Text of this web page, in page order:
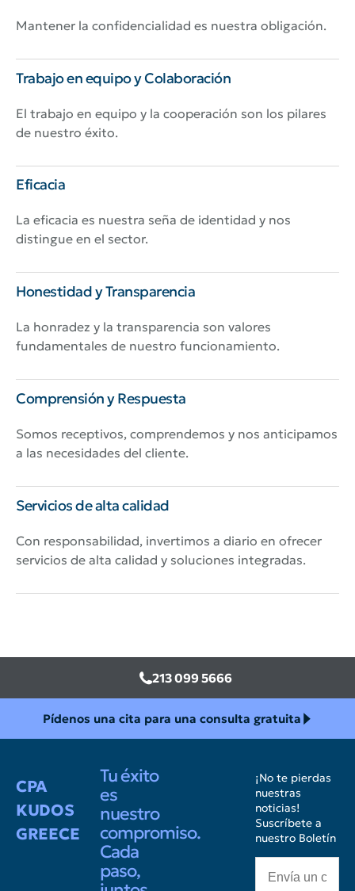
Mantener la confidencialidad es nuestra obligación.
Trabajo en equipo y Colaboración
El trabajo en equipo y la cooperación son los pilares
de nuestro éxito.
Eficacia
La eficacia es nuestra seña de identidad y nos
distingue en el sector.
Honestidad y Transparencia
La honradez y la transparencia son valores
fundamentales de nuestro funcionamiento.
Comprensión y Respuesta
Somos receptivos, comprendemos y nos anticipamos
a las necesidades del cliente.
Servicios de alta calidad
Con responsabilidad, invertimos a diario en ofrecer
servicios de alta calidad y soluciones integradas.
213 099 5666
Pídenos una cita para una consulta gratuita
CPA
KUDOS
GREECE
Tu éxito
es
nuestro
compromiso.
Cada
paso,
¡No te pierdas
nuestras
noticias!
Suscríbete a
nuestro Boletín